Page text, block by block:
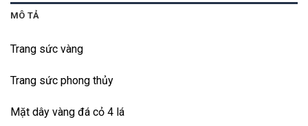
MÔ TẢ
Trang sức vàng
Trang sức phong thủy
Mặt dây vàng đá cỏ 4 lá